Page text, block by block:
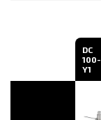
DC
100-
Y1